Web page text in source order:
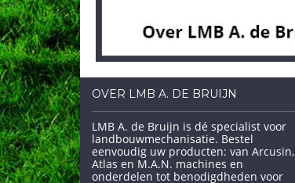
OVER LMB A. DE BRUIJN
LMB A. de Bruijn is dé specialist voor
landbouwmechanisatie. Bestel
eenvoudig uw producten: van Arcusin,
Atlas en M.A.N. machines en
onderdelen tot benodigdheden voor